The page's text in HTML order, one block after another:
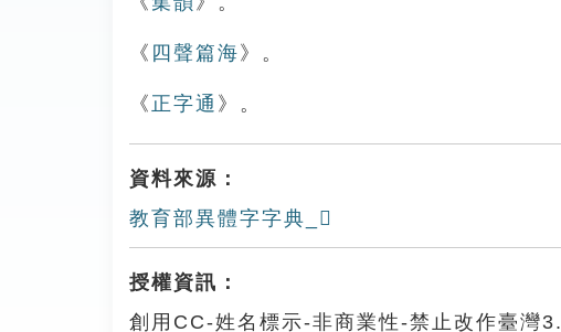
《 四聲篇海 》。
《 正字通 》。
資料來源：
教育部異體字字典_𨾘
授權資訊：
創用CC-姓名標示-非商業性-禁止改作臺灣